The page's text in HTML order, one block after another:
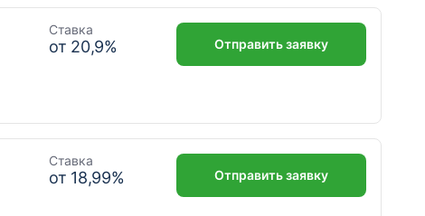
Ставка
от 20,9% Отправить заявку
Ставка
от 18,99% Отправить заявку